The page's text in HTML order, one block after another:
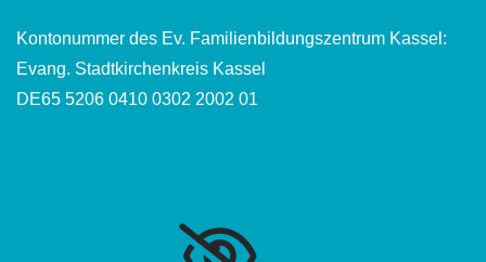
Kontonummer des Ev. Familienbildungszentrum Kassel:
Evang. Stadtkirchenkreis Kassel
DE65 5206 0410 0302 2002 01